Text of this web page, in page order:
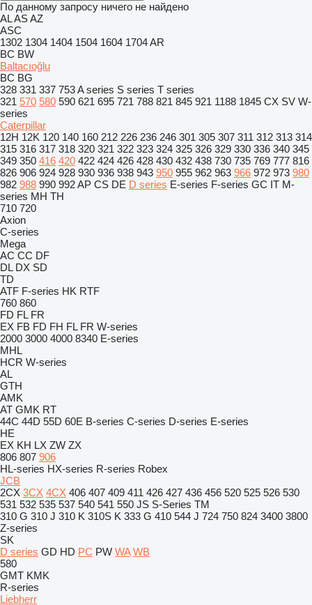
По данному запросу ничего не найдено
ALASAZ
ASC
1302 1304 1404 1504 1604 1704AR
BC BW
Baltacıoğlu
BC BG
328 331 337 753A series S series T series
321 570 580 590 621 695 721 788 821 845 921 1188 1845 CX SV W-
series
Caterpillar
12H 12K 120 140 160 212 226 236 246 301 305 307 311 312 313 314
315 316 317 318 320 321 322 323 324 325 326 329 330 336 340 345
349 350 416 420 422 424 426 428 430 432 438 730 735 769 777 816
826 906 924 928 930 936 938 943 950 955 962 963 966 972 973 980
982 988 990 992AP CS DE D series E-series F-series GC IT M-
series MH TH
710 720
Axion
C-series
Mega
AC CC DF
DL DX SD
TD
ATF F-series HK RTF
760 860
FD FL FR
EX FB FD FH FL FR W-series
2000 3000 4000 8340 E-series
MHL
HCR W-series
AL
GTH
AMK
AT GMK RT
44C 44D 55D 60E B-series C-series D-series E-series
HE
EX KH LX ZW ZX
806 807 906
HL-series HX-series R-series Robex
JCB
2CX 3CX 4CX 406 407 409 411 426 427 436 456 520 525 526 530
531 532 535 537 540 541 550 JS S-Series TM
310 G 310 J 310 K 310S K 333 G 410 544 J 724 750 824 3400 3800
Z-series
SK
D series GD HD PC PW WA WB
580
GMT KMK
R-series
Liebherr